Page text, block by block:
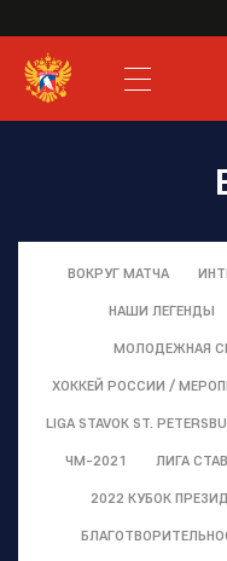
XHL.RU
ВКС
ВОКРУГ МАТЧА
НАШИ ЛЕГЕНДЫ
МОЛОДЕЖНАЯ
ХОККЕЙ РОССИИ /
LIGA STAVOK ST.
ЧМ-2021 ЛИГА
2022 КУБОК